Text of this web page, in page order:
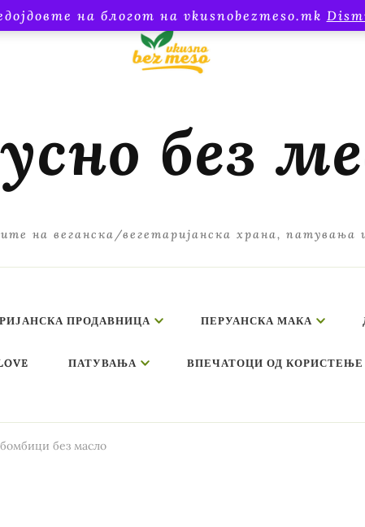
на блогот на vkusnobezmeso.mk
без
на веганска/вегетаријанска храна, патувања
ПРОДАВНИЦА ПЕРУАНСКА МАКА
ПАТУВАЊА ВПЕЧАТОЦИ ОД
без масло